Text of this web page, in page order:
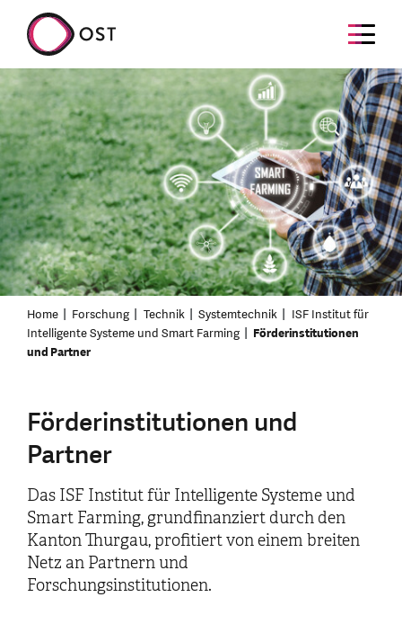
Home Forschung Technik Systemtechnik
ISF Institut für
Intelligente Systeme und Smart Farming
Förderinstitutionen
und Partner
Förderinstitutionen und
Partner
Das ISF Institut für Intelligente Systeme und
Smart Farming, grundfinanziert durch den
Kanton Thurgau, profitiert von einem breiten
Netz an Partnern und
Forschungsinstitutionen.